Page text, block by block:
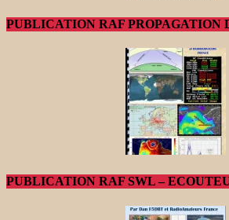
PUBLICATION RAF PROPAGATION
PUBLICATION RAF SWL –